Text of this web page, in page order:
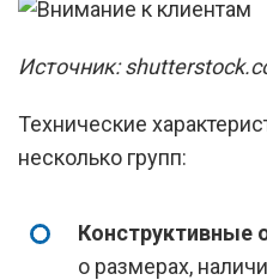
Источник:
Технические
несколько групп:
Конструктивные
о размерах,